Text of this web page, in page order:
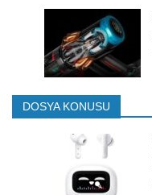
DOSYA KONUSU